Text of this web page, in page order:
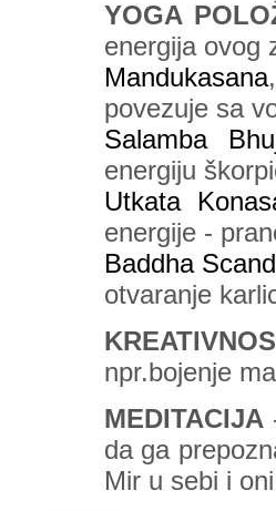
YOGA
energija ovog
Mandukasana
povezuje sa
Salamba
energiju
Utkata
energije -
Baddha
otvaranje
npr.bojenje
MEDITACIJA
da ga
Mir u sebi i